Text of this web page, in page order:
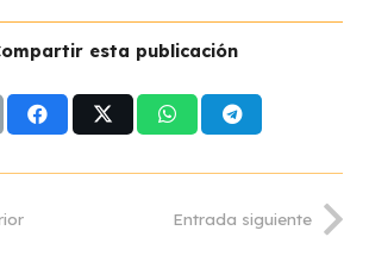
esta publicación
Entrada siguiente